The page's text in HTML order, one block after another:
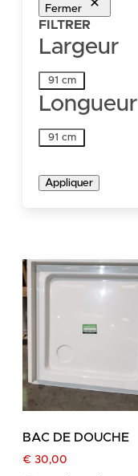
Fermer
FILTRER
Largeur
Largeur
91 cm
Longueur
Longueur
91 cm
Appliquer
BAC DE DOUCHE
€ 30,00